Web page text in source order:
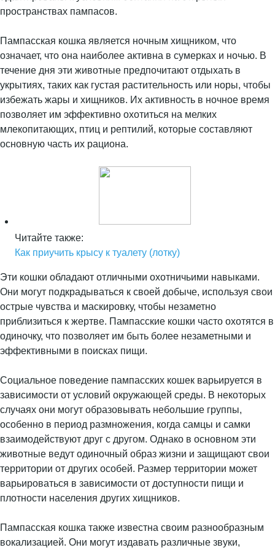
пространствах пампасов.
Пампасская кошка является ночным хищником, что
означает, что она наиболее активна в сумерках и ночью. В
течение дня эти животные предпочитают отдыхать в
укрытиях, таких как густая растительность или норы, чтобы
избежать жары и хищников. Их активность в ночное время
позволяет им эффективно охотиться на мелких
млекопитающих, птиц и рептилий, которые составляют
основную часть их рациона.
Читайте также:
Как приучить крысу к туалету (лотку)
Эти кошки обладают отличными охотничьими навыками.
Они могут подкрадываться к своей добыче, используя свои
острые чувства и маскировку, чтобы незаметно
приблизиться к жертве. Пампасские кошки часто охотятся в
одиночку, что позволяет им быть более незаметными и
эффективными в поисках пищи.
Социальное поведение пампасских кошек варьируется в
зависимости от условий окружающей среды. В некоторых
случаях они могут образовывать небольшие группы,
особенно в период размножения, когда самцы и самки
взаимодействуют друг с другом. Однако в основном эти
животные ведут одиночный образ жизни и защищают свои
территории от других особей. Размер территории может
варьироваться в зависимости от доступности пищи и
плотности населения других хищников.
Пампасская кошка также известна своим разнообразным
вокализацией. Они могут издавать различные звуки,